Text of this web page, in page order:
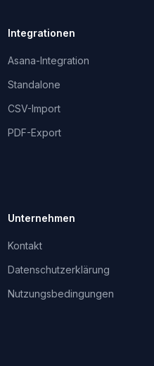
Integrationen
Asana-Integration
Standalone
CSV-Import
PDF-Export
Unternehmen
Kontakt
Datenschutzerklärung
Nutzungsbedingungen